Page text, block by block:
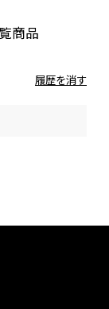
商品
履歴を消す